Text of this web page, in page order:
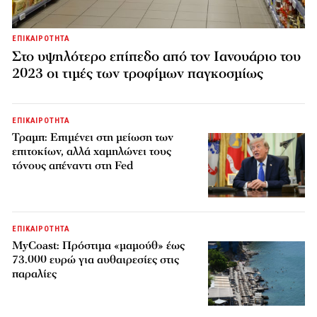
ΕΠΙΚΑΙΡΟΤΗΤΑ
Στο υψηλότερο επίπεδο από τον Ιανουάριο του
2023 οι τιμές των τροφίμων παγκοσμίως
ΕΠΙΚΑΙΡΟΤΗΤΑ
Τραμπ: Επιμένει στη μείωση των
επιτοκίων, αλλά χαμηλώνει τους
τόνους απέναντι στη Fed
ΕΠΙΚΑΙΡΟΤΗΤΑ
MyCoast: Πρόστιμα «μαμούθ» έως
73.000 ευρώ για αυθαιρεσίες στις
παραλίες